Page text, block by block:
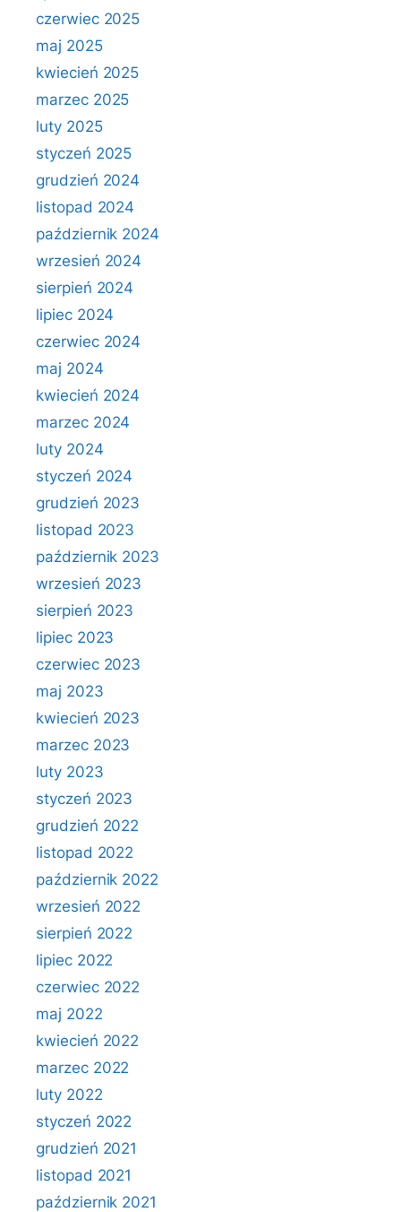
czerwiec 2025
maj 2025
kwiecień 2025
marzec 2025
luty 2025
styczeń 2025
grudzień 2024
listopad 2024
październik 2024
wrzesień 2024
sierpień 2024
lipiec 2024
czerwiec 2024
maj 2024
kwiecień 2024
marzec 2024
luty 2024
styczeń 2024
grudzień 2023
listopad 2023
październik 2023
wrzesień 2023
sierpień 2023
lipiec 2023
czerwiec 2023
maj 2023
kwiecień 2023
marzec 2023
luty 2023
styczeń 2023
grudzień 2022
listopad 2022
październik 2022
wrzesień 2022
sierpień 2022
lipiec 2022
czerwiec 2022
maj 2022
kwiecień 2022
marzec 2022
luty 2022
styczeń 2022
grudzień 2021
listopad 2021
październik 2021